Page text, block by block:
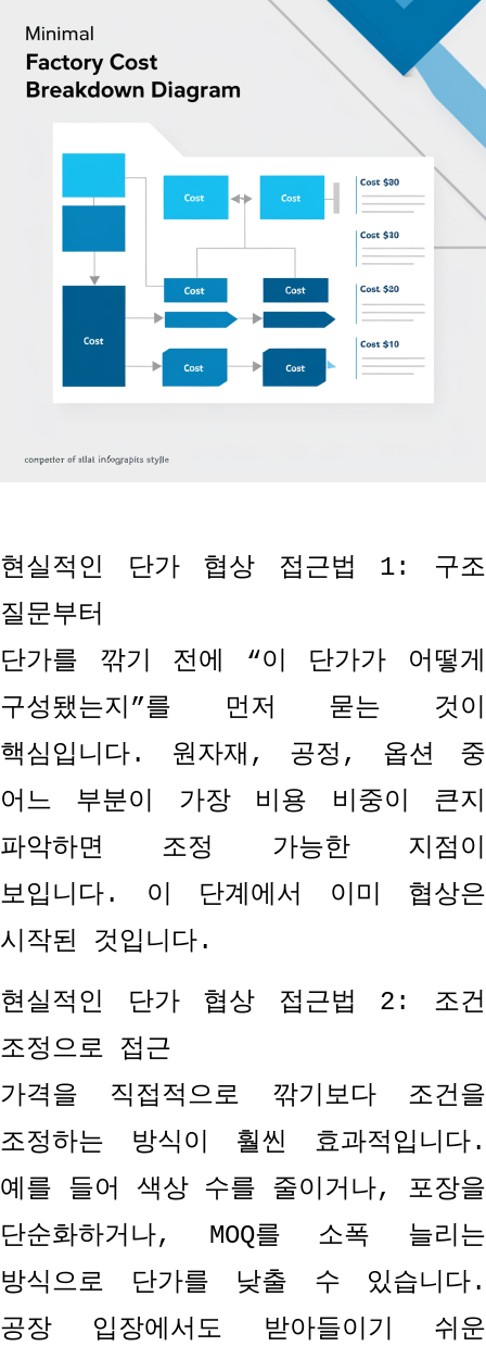
현실적인 단가 협상 접근법 1: 구조
질문부터
단가를 깎기 전에
“이 단가가 어떻게
구성됐는지 ”를 먼저 묻는 것이
핵심입니다. 원자재 , 공정 , 옵션 중
어느 부분이 가장 비용 비중이 큰지
파악하면 조정 가능한 지점이
보입니다. 이 단계에서 이미 협상은
시작된 것입니다.
현실적인 단가 협상 접근법 2: 조건
조정으로 접근
가격을 직접적으로 깎기보다 조건을
조정하는 방식이 훨씬 효과적입니다.
예를 들어 색상 수를 줄이거나, 포장을
단순화하거나, MOQ를 소폭 늘리는
방식으로 단가를 낮출 수 있습니다.
공장 입장에서도 받아들이기 쉬운